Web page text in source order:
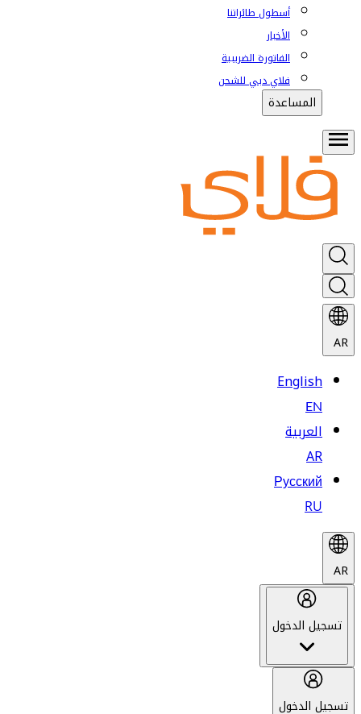
أسطول طائراتنا
الأخبار
الفاتورة الضريبية
فلاي دبي للشحن
المساعدة
AR
English
EN
العربية
AR
Русский
RU
AR
تسجيل الدخول
تسجيل الدخول